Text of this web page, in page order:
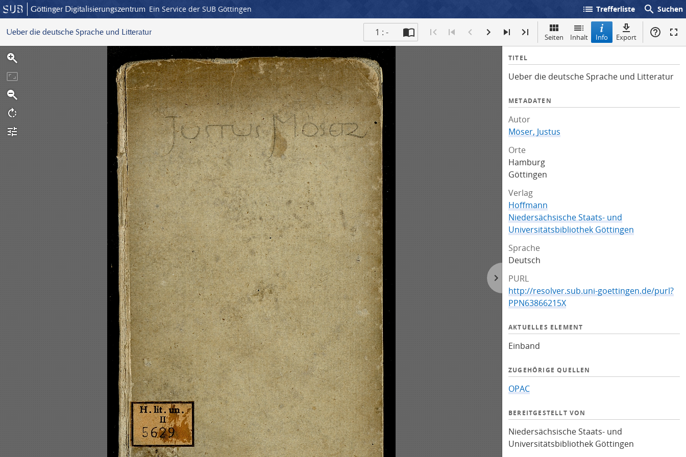
Göttinger Digitalisierungszentrum Ein Service der SUB Göttingen list Trefferliste search Suchen
Ueber die deutsche Sprache und Litteratur 1 : - Seiten Inhalt Info Export
I
f
TITEL
Ueber die deutsche Sprache und Litteratur
METADATEN
Autor
Möser, Justus
Orte
Hamburg
Göttingen
Verlag
Hoffmann
Niedersächsische Staats- und
Universitätsbibliothek Göttingen
Sprache
Deutsch
PURL
http://resolver.sub.uni-goettingen.de/purl?
PPN63866215X
AKTUELLES ELEMENT
Einband
ZUGEHÖRIGE QUELLEN
OPAC
BEREITGESTELLT VON
Niedersächsische Staats- und
Universitätsbibliothek Göttingen